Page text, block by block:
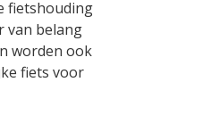
fietshouding
van belang
worden ook
fiets voor